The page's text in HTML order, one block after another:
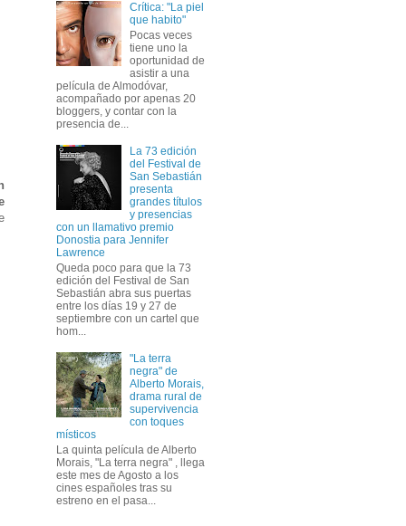
Crítica: "La piel
que habito"
Pocas veces
tiene uno la
oportunidad de
asistir a una
película de Almodóvar,
acompañado por apenas 20
bloggers, y contar con la
presencia de...
La 73 edición
del Festival de
San Sebastián
presenta
grandes títulos
y presencias
con un llamativo premio
Donostia para Jennifer
Lawrence
Queda poco para que la 73
edición del Festival de San
Sebastián abra sus puertas
entre los días 19 y 27 de
septiembre con un cartel que
hom...
"La terra
negra" de
Alberto Morais,
drama rural de
supervivencia
con toques
místicos
La quinta película de Alberto
Morais, "La terra negra" , llega
este mes de Agosto a los
cines españoles tras su
estreno en el pasa...